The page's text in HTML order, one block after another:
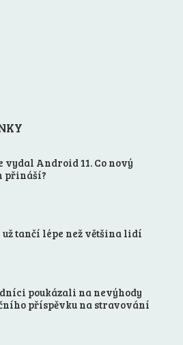
vydal Android 11. Co nový
přináší?
už tančí lépe než většina lidí
poukázali na nevýhody
příspěvku na stravování